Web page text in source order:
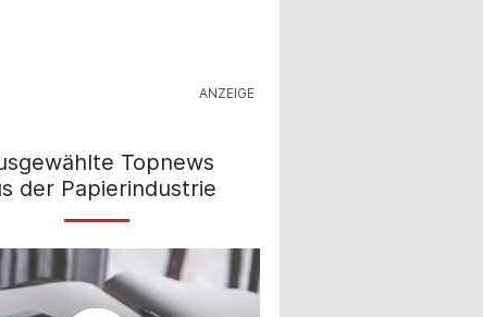
Topnews
der Papierindustrie